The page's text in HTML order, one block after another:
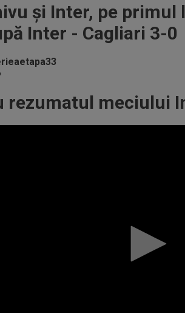
și Inter, pe primul
Inter - Cagliari 3-0
rezumatul meciului